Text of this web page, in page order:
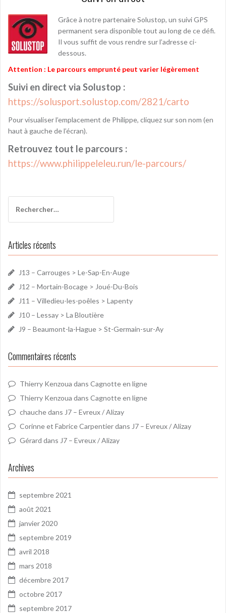
Grâce à notre partenaire Solustop, un suivi GPS
permanent sera disponible tout au long de ce défi.
Il vous suffit de vous rendre sur l’adresse ci-
dessous.
Attention : Le parcours emprunté peut varier légèrement
Suivi en direct via Solustop :
https://solusport.solustop.com/2821/carto
Pour visualiser l’emplacement de Philippe, cliquez sur son nom (en
haut à gauche de l’écran).
Retrouvez tout le parcours :
https://www.philippeleleu.run/le-parcours/
Articles récents
J13 – Carrouges > Le-Sap-En-Auge
J12 – Mortain-Bocage > Joué-Du-Bois
J11 – Villedieu-les-poêles > Lapenty
J10 – Lessay > La Bloutière
J9 – Beaumont-la-Hague > St-Germain-sur-Ay
Commentaires récents
Thierry Kenzoua dans Cagnotte en ligne
Thierry Kenzoua dans Cagnotte en ligne
chauchedans J7 – Evreux / Alizay
Corinne et Fabrice Carpentierdans J7 – Evreux / Alizay
Gérard dans J7 – Evreux / Alizay
Archives
septembre 2021
août 2021
janvier 2020
septembre 2019
avril 2018
mars 2018
décembre 2017
octobre 2017
septembre 2017